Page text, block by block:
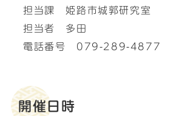
担当課 姫路市城郭研究室
担当者 多田
電話番号 079-289-4877
開催日時